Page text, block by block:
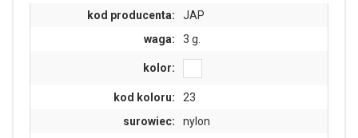
kod producenta:
JAP
waga:
3 g.
kolor:
kod koloru:
23
surowiec:
nylon